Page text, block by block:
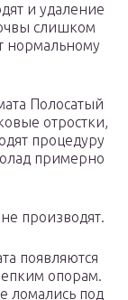
и удаление
слишком
нормальному
Полосатый
отростки,
процедуру
примерно
производят.
появляются
опорам.
ломались под